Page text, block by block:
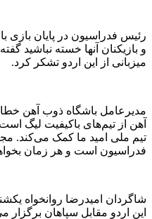
و بازیکنان آنها خسته نباشید
میزبانی از این اردو تشکر کرد.
مدیرعامل باشگاه ذوب آهن
آهن از تیم‌های باکیفیت لیگ
تیم ملی امید ما کمک می‌کند.
فدراسیون است و هر زمان
شاگردان امیدرضا روانخواه
این اردو مقابل سپاهان برگزار